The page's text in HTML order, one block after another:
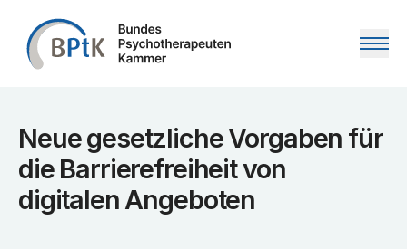
Zum Inhalt springen
Neue gesetzliche Vorgaben für
die Barrierefreiheit von
digitalen Angeboten